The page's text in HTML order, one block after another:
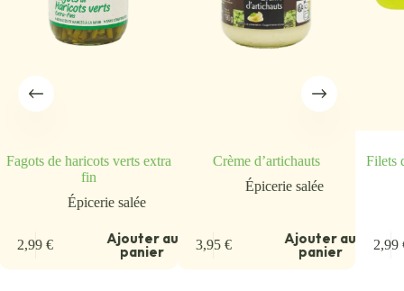
Fagots de haricots verts extra
fin
Épicerie salée
2,99€ Ajouter au
panier
Crème d’artichauts
Épicerie salée
3,95 € Ajouter au
panier
Filets
2,99